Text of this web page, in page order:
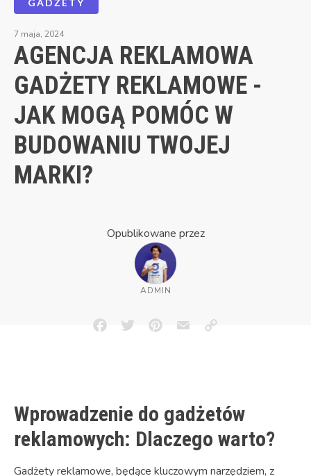
7 maja, 2024
AGENCJA REKLAMOWA
GADŻETY REKLAMOWE -
JAK MOGĄ POMÓC W
BUDOWANIU TWOJEJ
MARKI?
Opublikowane przez
ADMIN
FacebookTwitterPinterestEmailCopy
Wprowadzenie do gadżetów
reklamowych: Dlaczego warto?
Gadżety reklamowe, będące kluczowym narzędziem, z